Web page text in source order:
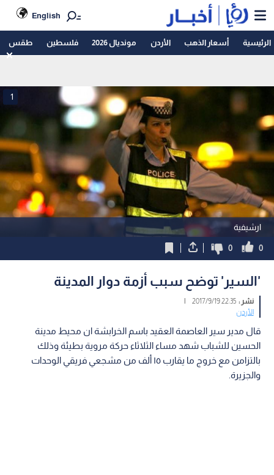
English
الرئيسية أسعار الذهب الأردن مونديال 2026 فلسطين طقس
ارشيفية
1
0
0
'السير' توضح سبب أزمة دوار المدينة
نشر :22:35 2017/9/19
|
الأردن
قال مدير سير العاصمة العقيد باسم الخرابشة ان محيط مدينة
الحسين للشباب شهد مساء الثلاثاء حركة مروية بطيئة وذلك
بالتزامن مع خروج ما يقارب ١٥ ألف من مشجعي فريقي الوحدات
والجزيرة.